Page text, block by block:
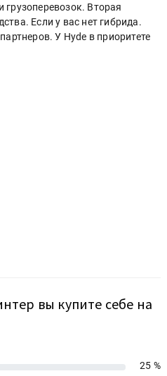
Вторая
Если у вас нет гибрида.
У Hyde в приоритете
вы купите себе на
25 %